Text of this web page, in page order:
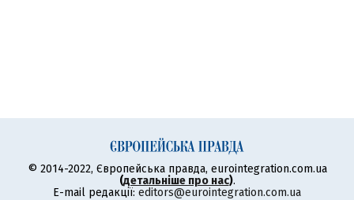
© 2014-2022, Європейська правда, eurointegration.com.ua
(детальніше про нас).
E-mail редакції: editors@eurointegration.com.ua